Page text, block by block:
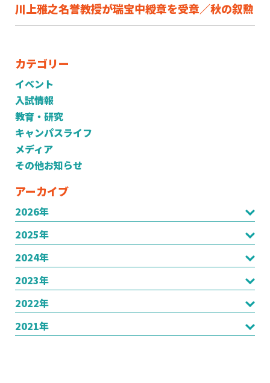
カテゴリー
イベント
入試情報
教育・研究
キャンパスライフ
メディア
その他お知らせ
アーカイブ
2026年
2025年
2024年
2023年
2022年
2021年
川上雅之名誉教授が瑞宝中綬章を受章／秋の叙勲